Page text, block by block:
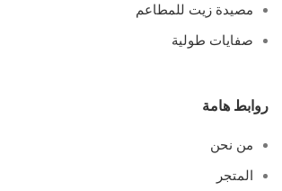
مصيدة زيت للمطاعم
صفايات طولية
روابط هامة
من نحن
المتجر